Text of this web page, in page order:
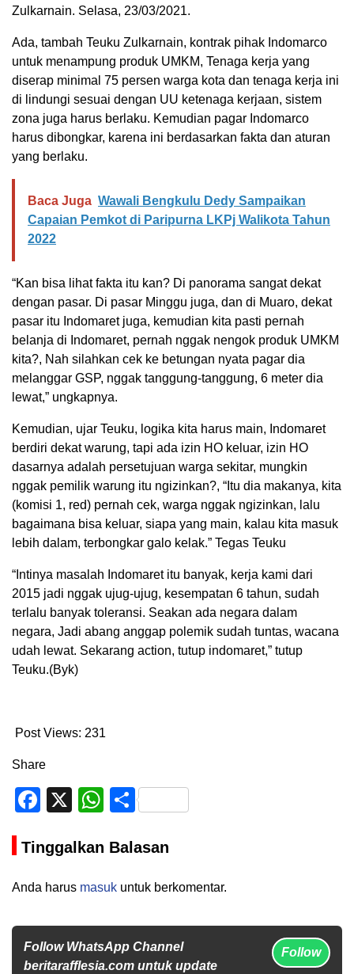
Zulkarnain. Selasa, 23/03/2021.
Ada, tambah Teuku Zulkarnain, kontrak pihak Indomarco
untuk menampung produk UMKM, Tenaga kerja yang
diserap minimal 75 persen warga kota dan tenaga kerja ini
di lindungi sesuai dengan UU ketenaga kerjaan, sistem
zona juga harus berlaku. Kemudian pagar Indomarco
harus dibongkar, karena ini berdasarkan fakta dan aturan
yang berlaku.
Baca Juga Wawali Bengkulu Dedy Sampaikan
Capaian Pemkot di Paripurna LKPj Walikota Tahun
2022
“Kan bisa lihat fakta itu kan? Di panorama sangat dekat
dengan pasar. Di pasar Minggu juga, dan di Muaro, dekat
pasar itu Indomaret juga, kemudian kita pasti pernah
belanja di Indomaret, pernah nggak nengok produk UMKM
kita?, Nah silahkan cek ke betungan nyata pagar dia
melanggar GSP, nggak tanggung-tanggung, 6 meter dia
lewat,” ungkapnya.
Kemudian, ujar Teuku, logika kita harus main, Indomaret
berdiri dekat warung, tapi ada izin HO keluar, izin HO
dasarnya adalah persetujuan warga sekitar, mungkin
nggak pemilik warung itu ngizinkan?, “Itu dia makanya, kita
(komisi 1, red) pernah cek, warga nggak ngizinkan, lalu
bagaimana bisa keluar, siapa yang main, kalau kita masuk
lebih dalam, terbongkar galo kelak.” Tegas Teuku
“Intinya masalah Indomaret itu banyak, kerja kami dari
2015 jadi nggak ujug-ujug, kesempatan 6 tahun, sudah
terlalu banyak toleransi. Seakan ada negara dalam
negara, Jadi abang anggap polemik sudah tuntas, wacana
udah lewat. Sekarang action, tutup indomaret,” tutup
Teuku.(Byk)
Post Views: 231
Share
Facebook
X WhatsApp
Share
Tinggalkan Balasan
Anda harus masuk untuk berkomentar.
Follow WhatsApp Channel
beritarafflesia.com untuk update
Follow